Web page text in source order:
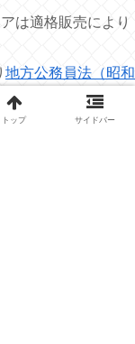
は適格販売により
地方公務員法（昭和
る
営利企業等の従
を得ています。
トップ サイドバー